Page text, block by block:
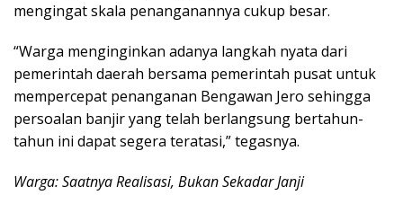
mengingat skala penanganannya cukup besar.
“Warga menginginkan adanya langkah nyata dari
pemerintah daerah bersama pemerintah pusat untuk
mempercepat penanganan Bengawan Jero sehingga
persoalan banjir yang telah berlangsung bertahun-
tahun ini dapat segera teratasi,” tegasnya.
Warga: Saatnya Realisasi, Bukan Sekadar Janji